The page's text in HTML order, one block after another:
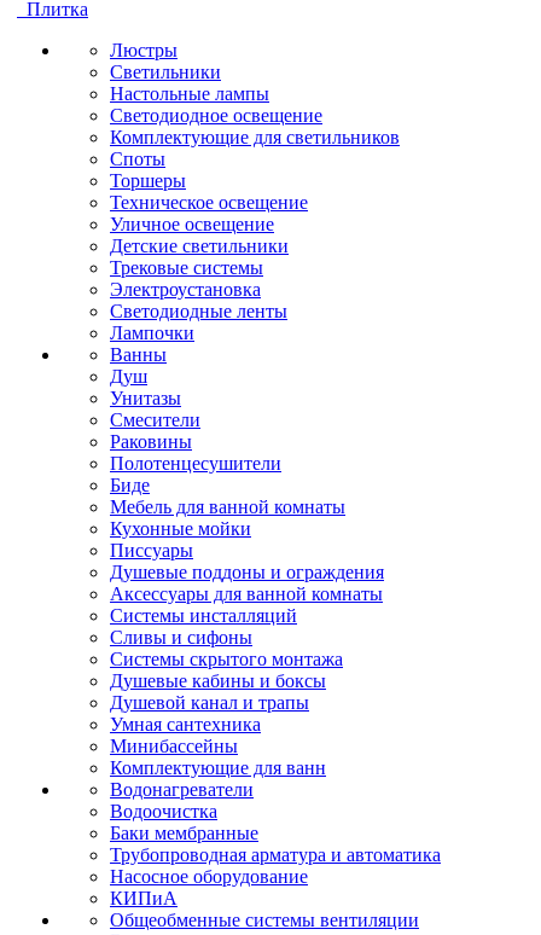
Плитка
Люстры
Светильники
Настольные лампы
Светодиодное освещение
Комплектующие для светильников
Споты
Торшеры
Техническое освещение
Уличное освещение
Детские светильники
Трековые системы
Электроустановка
Светодиодные ленты
Лампочки
Ванны
Душ
Унитазы
Смесители
Раковины
Полотенцесушители
Биде
Мебель для ванной комнаты
Кухонные мойки
Писсуары
Душевые поддоны и ограждения
Аксессуары для ванной комнаты
Системы инсталляций
Сливы и сифоны
Системы скрытого монтажа
Душевые кабины и боксы
Душевой канал и трапы
Умная сантехника
Минибассейны
Комплектующие для ванн
Водонагреватели
Водоочистка
Баки мембранные
Трубопроводная арматура и автоматика
Насосное оборудование
КИПиА
Общеобменные системы вентиляции